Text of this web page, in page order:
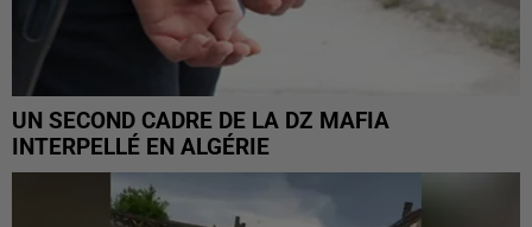
UN SECOND CADRE DE LA DZ MAFIA
INTERPELLÉ EN ALGÉRIE